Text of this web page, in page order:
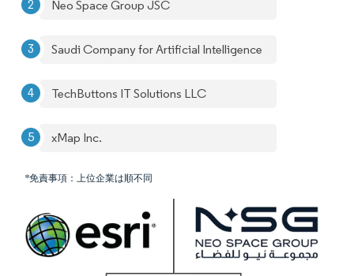
Neo Space Group JSC
Saudi Company for Artificial Intelligence
TechButtons IT Solutions LLC
xMap Inc.
*免責事項：上位企業は順不同